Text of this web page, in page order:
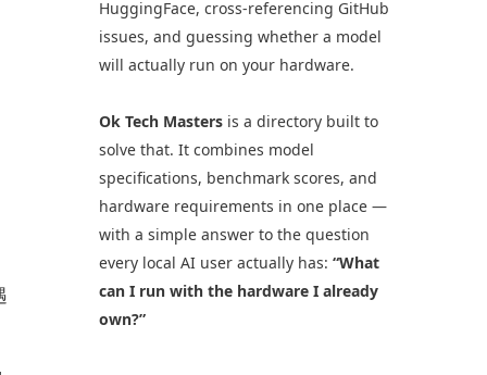
HuggingFace, cross-referencing GitHub
issues, and guessing whether a model
will actually run on your hardware.
Ok Tech Mastersis a directory built to
solve that. It combines model
specifications, benchmark scores, and
hardware requirements in one place —
with a simple answer to the question
every local AI user actually has: “What
can I run with the hardware I already
own?”